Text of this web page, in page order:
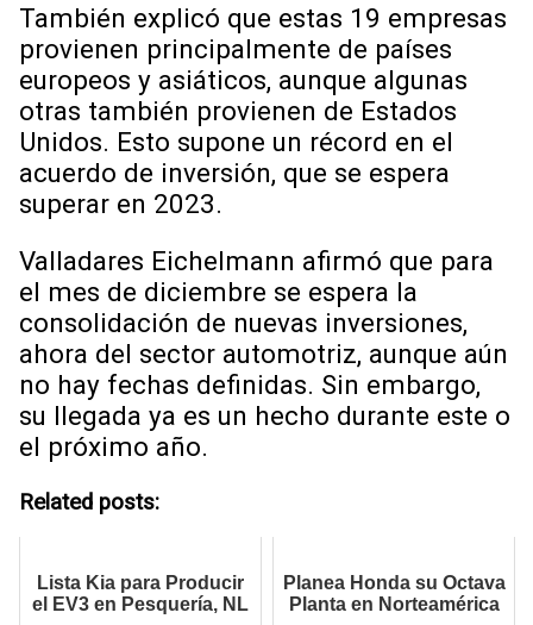
También explicó que estas 19 empresas
provienen principalmente de países
europeos y asiáticos, aunque algunas
otras también provienen de Estados
Unidos. Esto supone un récord en el
acuerdo de inversión, que se espera
superar en 2023.
Valladares Eichelmann afirmó que para
el mes de diciembre se espera la
consolidación de nuevas inversiones,
ahora del sector automotriz, aunque aún
no hay fechas definidas. Sin embargo,
su llegada ya es un hecho durante este o
el próximo año.
Related posts:
Lista Kia para Producir
el EV3 en Pesquería, NL
Planea Honda su Octava
Planta en Norteamérica